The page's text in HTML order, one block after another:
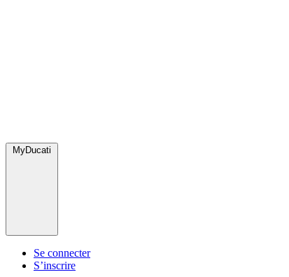
MyDucati
Se connecter
S’inscrire